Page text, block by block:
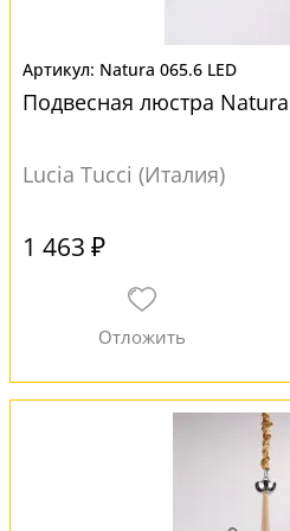
Natura 065.6 LED
Подвесная люстра
Lucia Tucci (Италия)
1 463 ₽